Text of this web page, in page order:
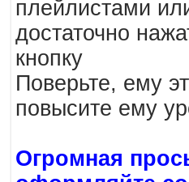
плейлистами
достаточно
кнопку
Поверьте, ему
повысите ему
Огромная